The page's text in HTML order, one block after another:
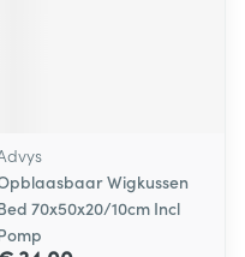
Wigkussen
70x50x20/10cm Incl